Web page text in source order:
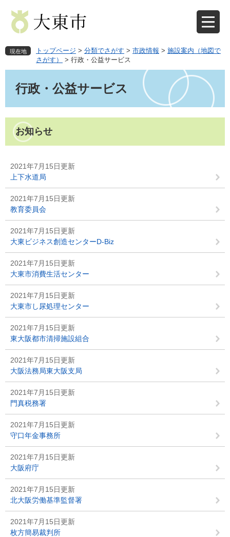
先
で
を
ば
現在地 トップページ > 分類でさがす > 市政情報 > 施設案内（地図で
さがす）
> 行政・公益サービス
行政・公益サービス
お知らせ
2021年7月15日更新
上下水道局
2021年7月15日更新
教育委員会
2021年7月15日更新
大東ビジネス創造センターD-Biz
2021年7月15日更新
大東市消費生活センター
2021年7月15日更新
大東市し尿処理センター
2021年7月15日更新
東大阪都市清掃施設組合
2021年7月15日更新
大阪法務局東大阪支局
2021年7月15日更新
門真税務署
2021年7月15日更新
守口年金事務所
2021年7月15日更新
大阪府庁
2021年7月15日更新
北大阪労働基準監督署
2021年7月15日更新
枚方簡易裁判所